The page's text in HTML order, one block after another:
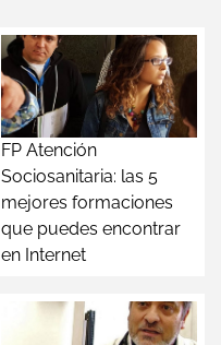
FP Atención
Sociosanitaria: las 5
mejores formaciones
que puedes encontrar
en Internet